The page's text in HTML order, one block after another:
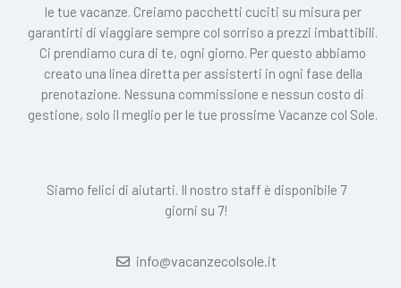
le tue vacanze. Creiamo pacchetti cuciti su misura per
garantirti di viaggiare sempre col sorriso a prezzi imbattibili.
Ci prendiamo cura di te, ogni giorno. Per questo abbiamo
creato una linea diretta per assisterti in ogni fase della
prenotazione. Nessuna commissione e nessun costo di
gestione, solo il meglio per le tue prossime Vacanze col Sole.
Siamo felici di aiutarti. Il nostro staff è disponibile 7
giorni su 7!
info@vacanzecolsole.it